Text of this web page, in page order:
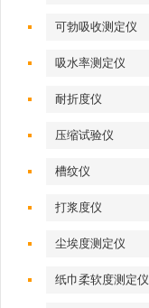
可勃吸收测定仪
吸水率测定仪
耐折度仪
压缩试验仪
槽纹仪
打浆度仪
尘埃度测定仪
纸巾柔软度测定仪